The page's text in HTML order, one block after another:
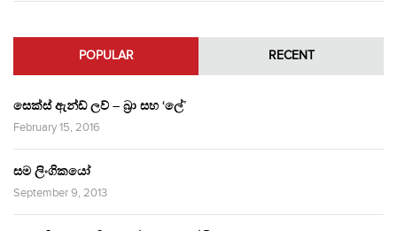
POPULAR RECENT
සෙක්ස් ඇන්ඩ් ලව් – බ්‍රා සහ ‘ලේ’
February 15, 2016
සම ලිංගිකයෝ
September 9, 2013